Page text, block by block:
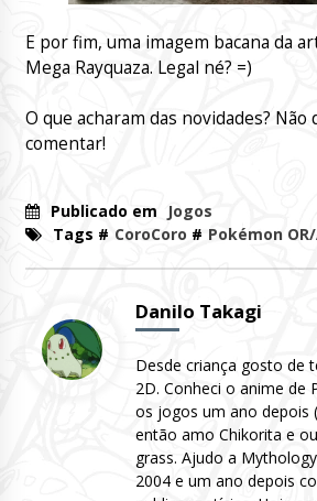
E por fim, uma imagem bacana da
Mega Rayquaza. Legal né? =)
O que acharam das novidades? Não
comentar!
Publicado em
Jogos
Tags # CoroCoro # Pokémon OR/
Danilo Takagi
Desde criança gosto de
2D. Conheci o anime de
os jogos um ano depois
então amo Chikorita e
grass. Ajudo a
2004 e um ano depois